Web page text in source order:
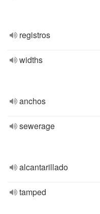
registros
widths
anchos
sewerage
alcantarillado
tamped